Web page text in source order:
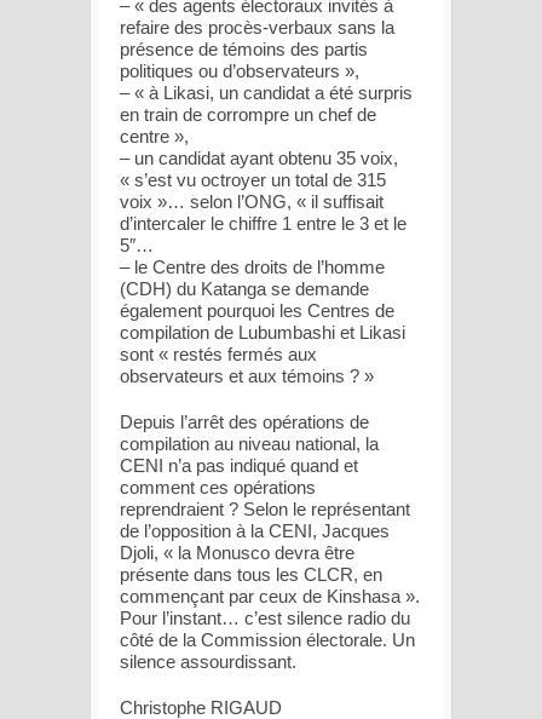
– « des agents électoraux invités à
refaire des procès-verbaux sans la
présence de témoins des partis
politiques ou d’observateurs »,
– « à Likasi, un candidat a été surpris
en train de corrompre un chef de
centre »,
– un candidat ayant obtenu 35 voix,
« s’est vu octroyer un total de 315
voix »… selon l’ONG, « il suffisait
d’intercaler le chiffre 1 entre le 3 et le
5″…
– le Centre des droits de l’homme
(CDH) du Katanga se demande
également pourquoi les Centres de
compilation de Lubumbashi et Likasi
sont « restés fermés aux
observateurs et aux témoins ? »
Depuis l’arrêt des opérations de
compilation au niveau national, la
CENI n’a pas indiqué quand et
comment ces opérations
reprendraient ? Selon le représentant
de l’opposition à la CENI, Jacques
Djoli, « la Monusco devra être
présente dans tous les CLCR, en
commençant par ceux de Kinshasa ».
Pour l’instant… c’est silence radio du
côté de la Commission électorale. Un
silence assourdissant.
Christophe RIGAUD